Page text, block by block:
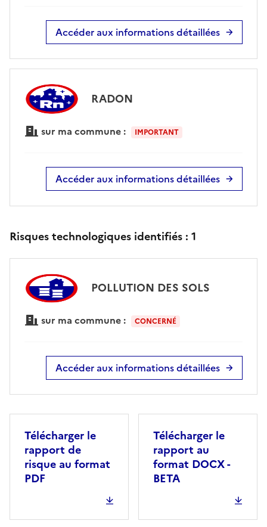
Accéder aux informations détaillées
RADON
sur ma commune : IMPORTANT
Accéder aux informations détaillées
Risques technologiques identifiés : 1
POLLUTION DES SOLS
sur ma commune : CONCERNÉ
Accéder aux informations détaillées
Télécharger le
rapport de
risque au format
PDF
Télécharger le
rapport au
format DOCX -
BETA